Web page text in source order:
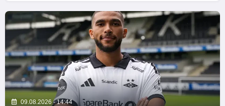
09.08.2026 - 14:44